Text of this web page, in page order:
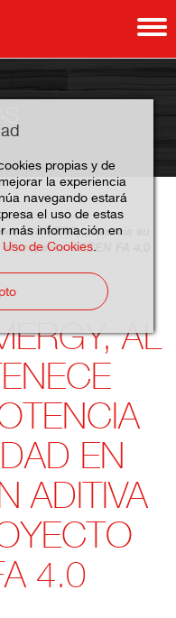
propias y de
la experiencia
navegando estará
el uso de estas
más información en
Uso de Cookies.
INDAERO, potencia su
proyecto GREEN FA 4.0
AL
EN
ADITIVA
4.0